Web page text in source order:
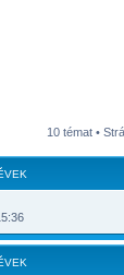
10 témat •